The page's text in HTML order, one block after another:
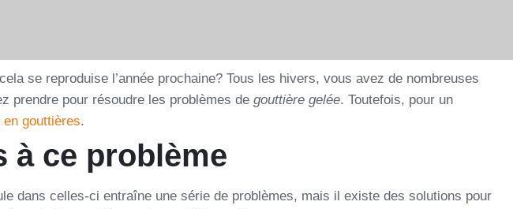
se reproduise l’année prochaine? Tous les hivers, vous avez de nombreuses
prendre pour résoudre les problèmes de gouttière gelée. Toutefois, pour un
gouttières.
à ce problème
dans celles-ci entraîne une série de problèmes, mais il existe des solutions pour